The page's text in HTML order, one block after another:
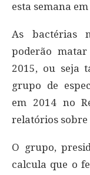
esta semana
As bactérias
poderão
2015, ou seja
grupo de
em 2014 no
relatórios sobre
O grupo,
calcula que o